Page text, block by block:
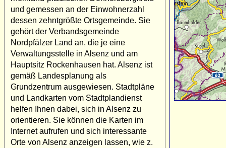
und gemessen an der Einwohnerzahl
dessen zehntgrößte Ortsgemeinde. Sie
gehört der Verbandsgemeinde
Nordpfälzer Land an, die je eine
Verwaltungsstelle in Alsenz und am
Hauptsitz Rockenhausen hat. Alsenz ist
gemäß Landesplanung als
Grundzentrum ausgewiesen. Stadtpläne
und Landkarten vom Stadtplandienst
helfen Ihnen dabei, sich in Alsenz zu
orientieren. Sie können die Karten im
Internet aufrufen und sich interessante
Orte von Alsenz anzeigen lassen, wie z.